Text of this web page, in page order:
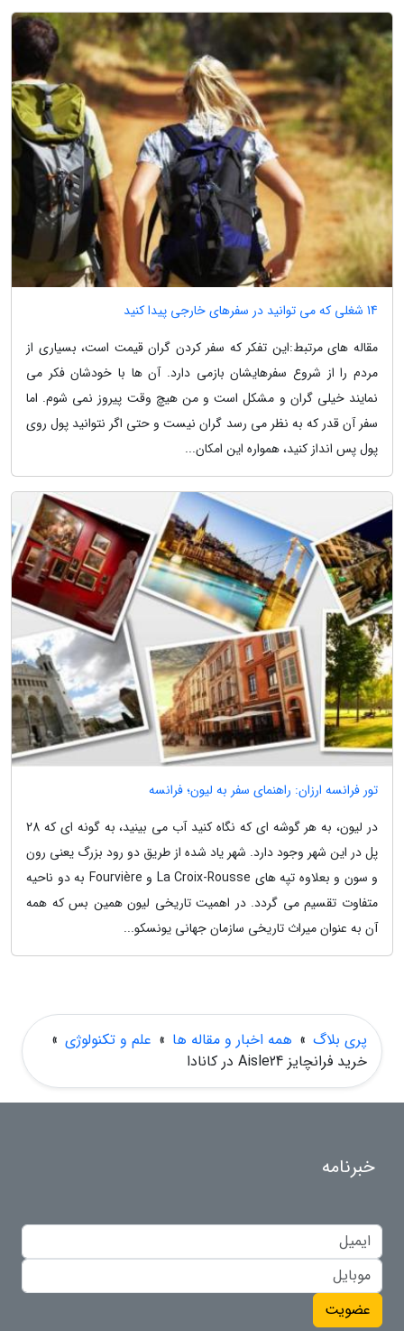
14 شغلی که می توانید در سفرهای خارجی پیدا کنید
مقاله های مرتبط:این تفکر که سفر کردن گران قیمت است، بسیاری از
مردم را از شروع سفرهایشان بازمی دارد. آن ها با خودشان فکر می
نمایند خیلی گران و مشکل است و من هیچ وقت پیروز نمی شوم. اما
سفر آن قدر که به نظر می رسد گران نیست و حتی اگر نتوانید پول روی
پول پس انداز کنید، همواره این امکان...
تور فرانسه ارزان: راهنمای سفر به لیون؛ فرانسه
در لیون، به هر گوشه ای که نگاه کنید آب می بینید، به گونه ای که 28
پل در این شهر وجود دارد. شهر یاد شده از طریق دو رود بزرگ یعنی رون
و سون و بعلاوه تپه های La Croix-Rousse و Fourvière به دو ناحیه
متفاوت تقسیم می گردد. در اهمیت تاریخی لیون همین بس که همه
آن به عنوان میراث تاریخی سازمان جهانی یونسکو...
پری بلاگ » همه اخبار و مقاله ها » علم و تکنولوژی »
خرید فرانچایز Aisle24 در کانادا
خبرنامه
عضویت